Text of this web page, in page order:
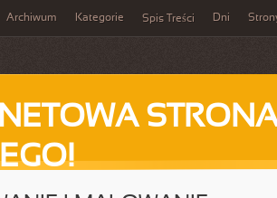
Archiwum Kategorie Spis Treści Dni